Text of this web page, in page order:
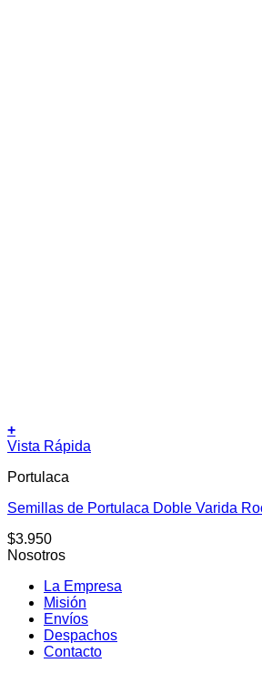
+
Vista Rápida
Portulaca
Semillas de Portulaca Doble Varida
$3.950
Nosotros
La Empresa
Misión
Envíos
Despachos
Contacto